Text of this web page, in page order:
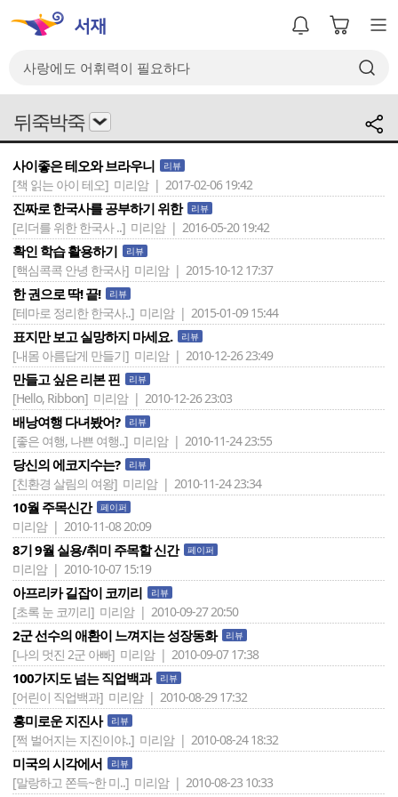
뒤죽박죽
사이좋은 테오와 브라우니 리뷰
[책 읽는 아이 테오] 미리암 | 2017-02-06 19:42
진짜로 한국사를 공부하기 위한 리뷰
[리더를 위한 한국사 ..] 미리암 | 2016-05-20 19:42
확인 학습 활용하기 리뷰
[핵심콕콕 안녕 한국사] 미리암 | 2015-10-12 17:37
한 권으로 딱! 끝! 리뷰
[테마로 정리한 한국사..] 미리암 | 2015-01-09 15:44
표지만 보고 실망하지 마세요. 리뷰
[내몸 아름답게 만들기] 미리암 | 2010-12-26 23:49
만들고 싶은 리본 핀 리뷰
[Hello, Ribbon] 미리암 | 2010-12-26 23:03
배낭여행 다녀봤어? 리뷰
[좋은 여행, 나쁜 여행..] 미리암 | 2010-11-24 23:55
당신의 에코지수는? 리뷰
[친환경 살림의 여왕] 미리암 | 2010-11-24 23:34
10월 주목신간 페이퍼
미리암 | 2010-11-08 20:09
8기 9월 실용/취미 주목할 신간 페이퍼
미리암 | 2010-10-07 15:19
아프리카 길잡이 코끼리 리뷰
[초록 눈 코끼리] 미리암 | 2010-09-27 20:50
2군 선수의 애환이 느껴지는 성장동화 리뷰
[나의 멋진 2군 아빠] 미리암 | 2010-09-07 17:38
100가지도 넘는 직업백과 리뷰
[어린이 직업백과] 미리암 | 2010-08-29 17:32
흥미로운 지진사 리뷰
[쩍 벌어지는 지진이야..] 미리암 | 2010-08-24 18:32
미국의 시각에서 리뷰
[말랑하고 쫀득~한 미..] 미리암 | 2010-08-23 10:33